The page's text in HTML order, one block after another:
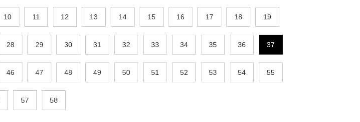
10 11 12 13 14 15 16 17 18 19
28 29 30 31 32 33 34 35 36 37
46 47 48 49 50 51 52 53 54 55
57 58